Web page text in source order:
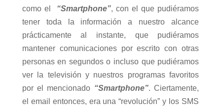
como el “Smartphone”, con el que pudiéramos
tener toda la información a nuestro alcance
prácticamente al instante, que pudiéramos
mantener comunicaciones por escrito con otras
personas en segundos o incluso que pudiéramos
ver la televisión y nuestros programas favoritos
por el mencionado “Smartphone”. Ciertamente,
el email entonces, era una “revolución” y los SMS